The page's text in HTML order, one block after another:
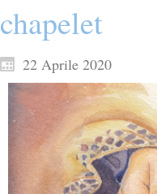
chapelet
22 Aprile 2020